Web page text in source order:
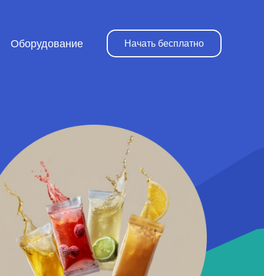
Оборудование Начать бесплатно